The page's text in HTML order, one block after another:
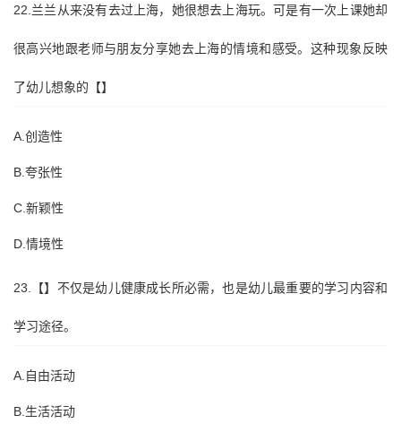
22.兰兰从来没有去过上海，她很想去上海玩。可是有一次上课她却
很高兴地跟老师与朋友分享她去上海的情境和感受。这种现象反映
了幼儿想象的【】
A.创造性
B.夸张性
C.新颖性
D.情境性
23.【】不仅是幼儿健康成长所必需，也是幼儿最重要的学习内容和
学习途径。
A.自由活动
B.生活活动